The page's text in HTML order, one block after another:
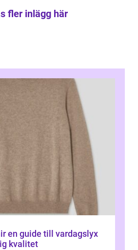
fler inlägg här
kvalitet